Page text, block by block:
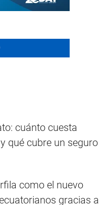
cuánto cuesta
qué cubre un seguro
como el nuevo
gracias a